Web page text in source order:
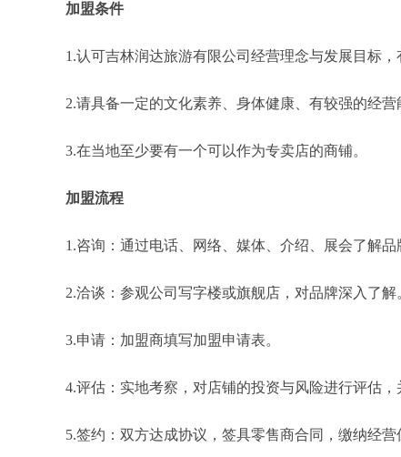
加盟条件
1.认可吉林润达旅游有限公司经营理念与发展目标，
2.请具备一定的文化素养、身体健康、有较强的经营
3.在当地至少要有一个可以作为专卖店的商铺。
加盟流程
1.咨询：通过电话、网络、媒体、介绍、展会了解品
2.洽谈：参观公司写字楼或旗舰店，对品牌深入了解
3.申请：加盟商填写加盟申请表。
4.评估：实地考察，对店铺的投资与风险进行评估
5.签约：双方达成协议，签具零售商合同，缴纳经